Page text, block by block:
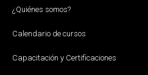
¿Quiénes somos?
Calendario de cursos
Capacitación y Certificaciones